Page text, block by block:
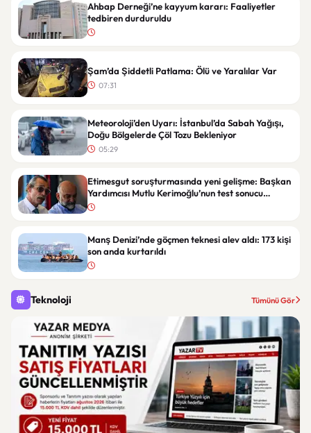
Ahbap Derneği’ne kayyum kararı: Faaliyetler
tedbiren durduruldu
Şam’da Şiddetli Patlama: Ölü ve Yaralılar Var
07:31
Meteoroloji’den Uyarı: İstanbul’da Sabah Yağışı,
Doğu Bölgelerde Çöl Tozu Bekleniyor
05:29
Etimesgut soruşturmasında yeni gelişme: Başkan
Yardımcısı Mutlu Kerimoğlu’nun test sonucu
gündemde
Manş Denizi’nde göçmen teknesi alev aldı: 173 kişi
son anda kurtarıldı
Teknoloji Tümünü Gör